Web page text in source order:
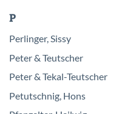
P
Perlinger, Sissy
Peter & Teutscher
Peter & Tekal-Teutscher
Petutschnig, Hons